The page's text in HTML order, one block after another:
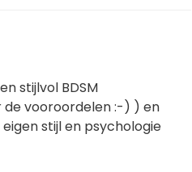
stijlvol BDSM
de vooroordelen :-) ) en
stijl en psychologie